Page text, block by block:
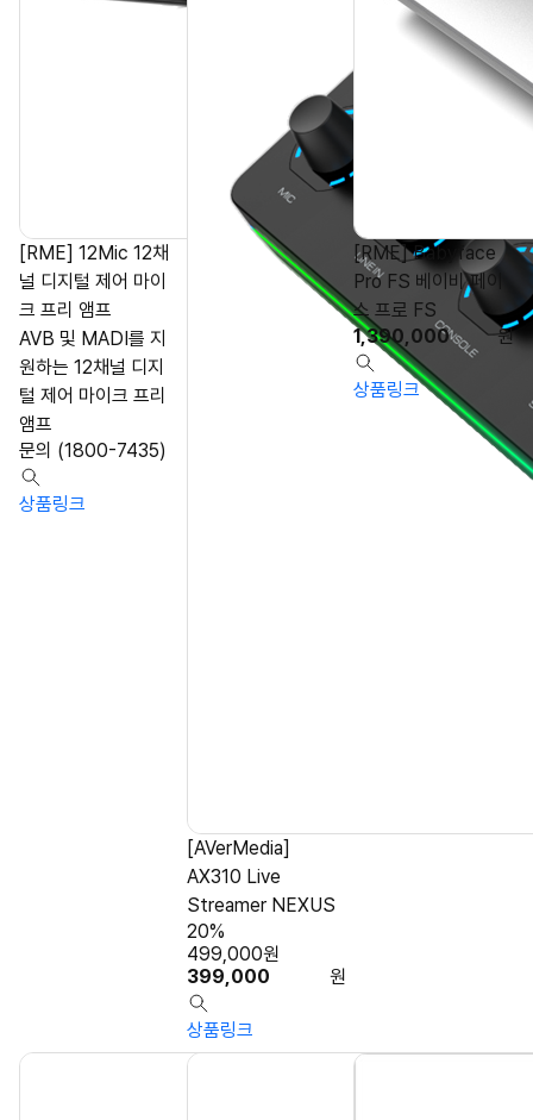
[RME] 12Mic 12채
널 디지털 제어 마이
크 프리 앰프
AVB 및 MADI를 지
원하는 12채널 디지
털 제어 마이크 프리
앰프
문의 (1800-7435)
상품링크
[AVerMedia]
AX310 Live
Streamer NEXUS
399,000 원
499,000원
20%
상품링크
[RME] Babyface
Pro FS 베이비 페이
스 프로 FS
1,390,000
원
상품링크